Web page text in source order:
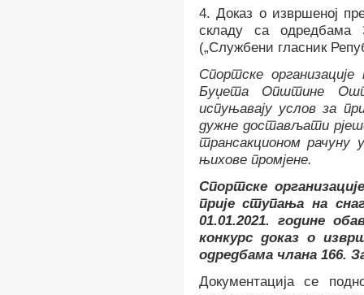
4.Доказ о извршеној
складу са одредбама
(„Службени гласник
Спортске
Буџета Општине
испуњавају услов за
дужне достављати
трансакционом рачуну
њихове промјене.
Спортске
прије ступања на
01.01.2021. године
конкурс доказ о
одредбама члана 166.
Документација се